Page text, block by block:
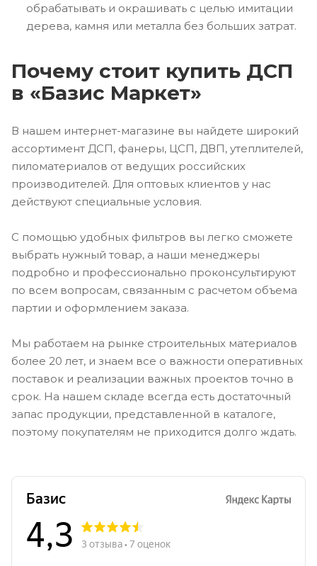
обрабатывать и окрашивать с целью имитации
дерева, камня или металла без больших затрат.
Почему стоит купить ДСП
в «Базис Маркет»
В нашем интернет-магазине вы найдете широкий
ассортимент ДСП, фанеры, ЦСП, ДВП, утеплителей,
пиломатериалов от ведущих российских
производителей. Для оптовых клиентов у нас
действуют специальные условия.
С помощью удобных фильтров вы легко сможете
выбрать нужный товар, а наши менеджеры
подробно и профессионально проконсультируют
по всем вопросам, связанным с расчетом объема
партии и оформлением заказа.
Мы работаем на рынке строительных материалов
более 20 лет, и знаем все о важности оперативных
поставок и реализации важных проектов точно в
срок. На нашем складе всегда есть достаточный
запас продукции, представленной в каталоге,
поэтому покупателям не приходится долго ждать.